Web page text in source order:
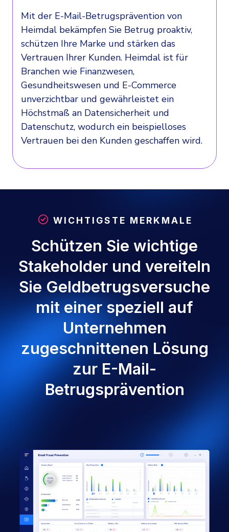
Mit der E-Mail-Betrugsprävention von
Heimdal bekämpfen Sie Betrug proaktiv,
schützen Ihre Marke und stärken das
Vertrauen Ihrer Kunden. Heimdal ist für
Branchen wie Finanzwesen,
Gesundheitswesen und E-Commerce
unverzichtbar und gewährleistet ein
Höchstmaß an Datensicherheit und
Datenschutz, wodurch ein beispielloses
Vertrauen bei den Kunden geschaffen wird.
WICHTIGSTE MERKMALE
Schützen Sie wichtige
Stakeholder und vereiteln
Sie Geldbetrugsversuche
mit einer speziell auf
Unternehmen
zugeschnittenen Lösung
zur E-Mail-
Betrugsprävention